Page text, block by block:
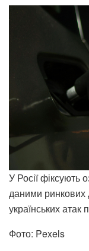
У Росії фіксують
даними ринкових
українських
Фото: Pexels